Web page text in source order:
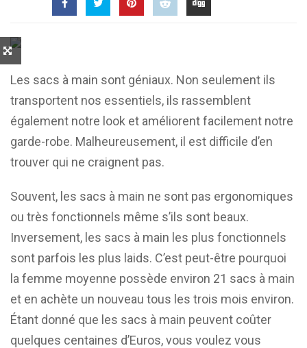
Les sacs à main sont géniaux. Non seulement ils
transportent nos essentiels, ils rassemblent
également notre look et améliorent facilement notre
garde-robe. Malheureusement, il est difficile d’en
trouver qui ne craignent pas.
Souvent, les sacs à main ne sont pas ergonomiques
ou très fonctionnels même s’ils sont beaux.
Inversement, les sacs à main les plus fonctionnels
sont parfois les plus laids. C’est peut-être pourquoi
la femme moyenne possède environ 21 sacs à main
et en achète un nouveau tous les trois mois environ.
Étant donné que les sacs à main peuvent coûter
quelques centaines d’Euros, vous voulez vous